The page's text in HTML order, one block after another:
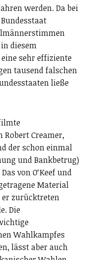
werden. Da bei
diesem
sehr effiziente
tausend falschen
ließe
Creamer,
der schon einmal
und Bankbetrug)
von O‘Keef und
Material
er zurücktreten
Die
Wahlkampfes
lässt aber auch